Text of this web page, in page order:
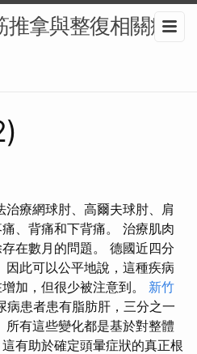
推拿與整復相關療
療網球肘、高爾夫球肘、肩
、背痛和下背痛。 治療肌肉
在數月的問題。 德國近四分
此可以公平地說，這種疾病
加，但很少被注意到。 新竹
病患者患有脂肪肝，三分之一
有這些變化都是基於對整體
有助於確定頭暈症狀的真正根